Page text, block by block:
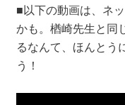
■以下の動画は、ネ
かも。楢崎先生と同
るなんて、ほんとう
う！